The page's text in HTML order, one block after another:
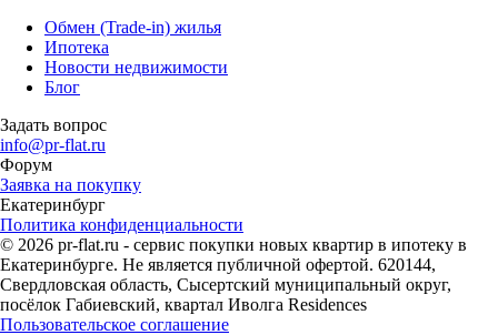
Обмен (Trade-in) жилья
Ипотека
Новости недвижимости
Блог
Задать вопрос
info@pr-flat.ru
Форум
Заявка на покупку
Екатеринбург
Политика конфиденциальности
© 2026 pr-flat.ru - сервис покупки новых квартир в ипотеку в
Екатеринбурге. Не является публичной офертой. 620144,
Свердловская область, Сысертский муниципальный округ,
посёлок Габиевский, квартал Иволга Residences
Пользовательское соглашение